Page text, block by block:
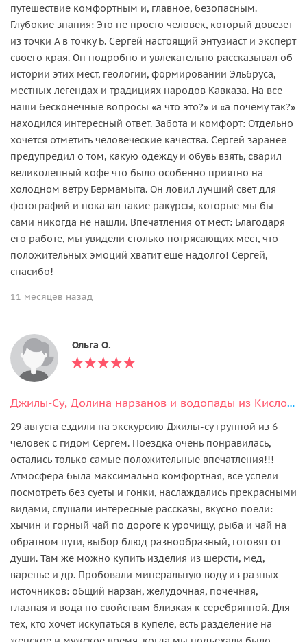
путешествие комфортным и, главное, безопасным.
Глубокие знания: Это не просто человек, который довезет
из точки А в точку Б. Сергей настоящий энтузиаст и эксперт
своего края. Он подробно и увлекательно рассказывал об
истории этих мест, геологии, формировании Эльбруса,
местных легендах и традициях народов Кавказа. На все
наши бесконечные вопросы «а что это?» и «а почему так?»
находился интересный ответ. Забота и комфорт: Отдельно
хочется отметить человеческие качества. Сергей заранее
предупредил о том, какую одежду и обувь взять, сварил
великолепный кофе что было особенно приятно на
холодном ветру Бермамыта. Он ловил лучший свет для
фотографий и показал такие ракурсы, которые мы бы
сами никогда не нашли. Впечатления от мест: Благодаря
его работе, мы увидели столько потрясающих мест, что
положительных эмоций хватит еще надолго! Сергей,
спасибо!
11 месяцев назад
Ольга О.
Джилы-Су, Долина нарзанов и водопады из Кисловодска
29 августа ездили на экскурсию Джилы-су группой из 6
человек с гидом Сергем. Поездка очень понравилась,
остались только самые положительные впечатления!!!
Атмосфера была максимально комфортная, все успели
посмотреть без суеты и гонки, наслаждались прекрасными
видами, слушали интересные рассказы, вкусно поели:
хычин и горный чай по дороге к урочищу, рыба и чай на
обратном пути, выбор блюд разнообразный, готовят от
души. Там же можно купить изделия из шерсти, мед,
варенье и др. Пробовали минеральную воду из разных
источников: общий нарзан, желудочная, почечная,
глазная и вода по свойствам близкая к серебрянной. Для
тех, кто хочет искупаться в купеле, есть разделение на